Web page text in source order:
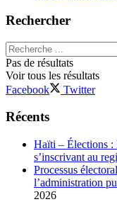
Rechercher
Pas de résultats
Voir tous les résultats
Facebook
Twitter
Récents
Haïti – Élections :
s’inscrivant au
Processus
l’administration
2026